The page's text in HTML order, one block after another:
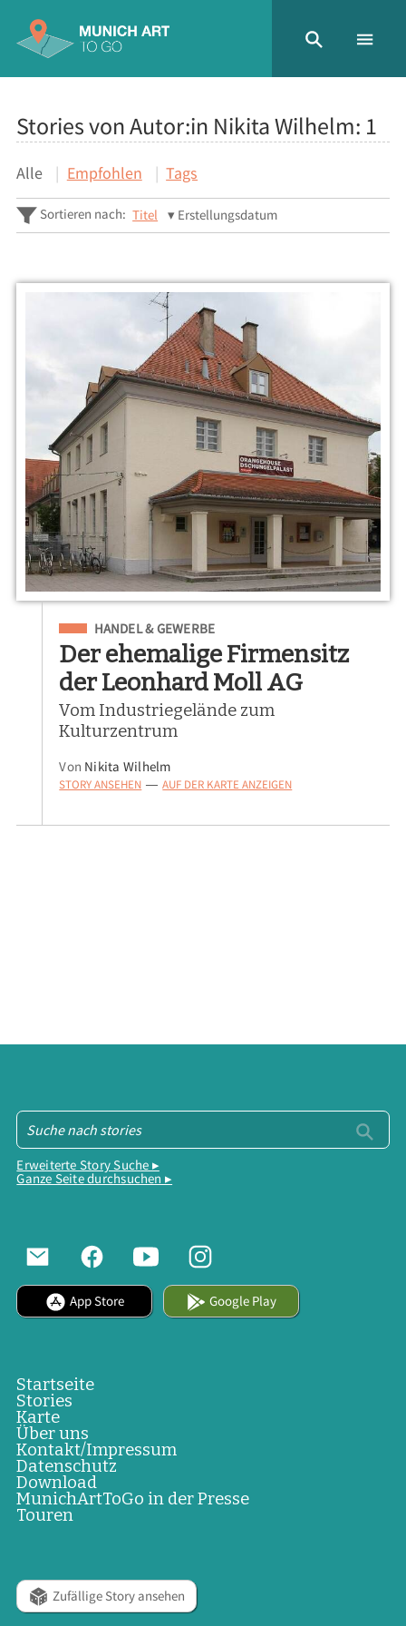
Stories von Autor:in Nikita Wilhelm: 1
Alle Empfohlen Tags
Sortieren nach: Titel Erstellungsdatum
Eingeordnet unter
HANDEL & GEWERBE
Der ehemalige Firmensitz
der Leonhard Moll AG
Vom Industriegelände zum
Kulturzentrum
Von Nikita Wilhelm
STORY ANSEHEN — AUF DER KARTE ANZEIGEN
Erweiterte Story Suche ▸
Ganze Seite durchsuchen ▸
App Store Google Play
Startseite
Stories
Karte
Über uns
Kontakt/Impressum
Datenschutz
Download
MunichArtToGo in der Presse
Touren
Zufällige Story ansehen